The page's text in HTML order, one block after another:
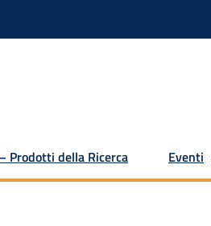
Prodotti della Ricerca Eventi